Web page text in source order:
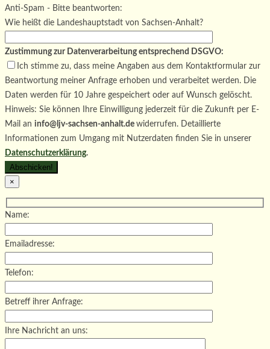
Bitte lasse dieses Feld leer.
Anti-Spam - Bitte beantworten:
Wie heißt die Landeshauptstadt von Sachsen-Anhalt?
Zustimmung zur Datenverarbeitung entsprechend DSGVO:
Ich stimme zu, dass meine Angaben aus dem Kontaktformular zur
Beantwortung meiner Anfrage erhoben und verarbeitet werden. Die
Daten werden für 10 Jahre gespeichert oder auf Wunsch gelöscht.
Hinweis: Sie können Ihre Einwilligung jederzeit für die Zukunft per E-
Mail an info@ljv-sachsen-anhalt.de widerrufen. Detaillierte
Informationen zum Umgang mit Nutzerdaten finden Sie in unserer
Datenschutzerklärung.
×
Name:
Emailadresse:
Telefon:
Betreff ihrer Anfrage:
Ihre Nachricht an uns: